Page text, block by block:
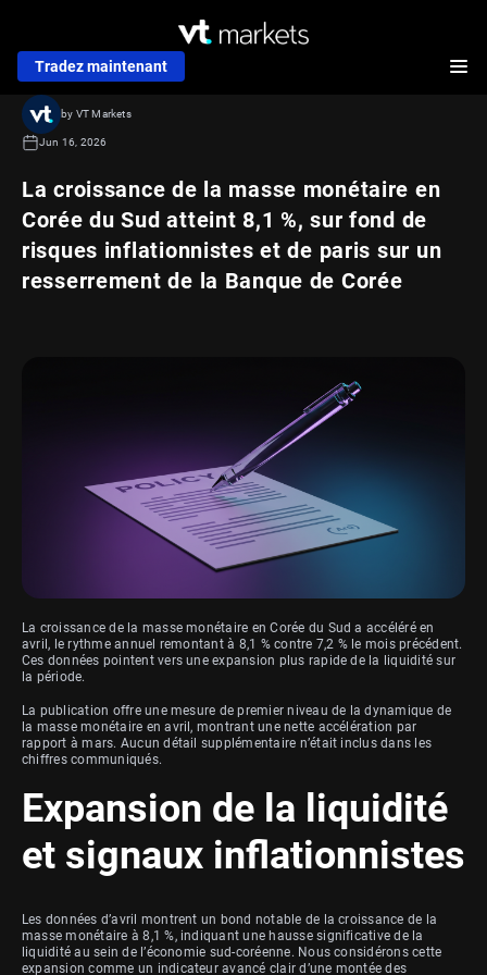
Tradez maintenant
La croissance de la masse monétaire en
Corée du Sud atteint 8,1 %, sur fond de
risques inflationnistes et de paris sur un
resserrement de la Banque de Corée
by VT Markets
Jun 16, 2026
La croissance de la masse monétaire en Corée du Sud a accéléré en
avril, le rythme annuel remontant à 8,1 % contre 7,2 % le mois précédent.
Ces données pointent vers une expansion plus rapide de la liquidité sur
la période.
La publication offre une mesure de premier niveau de la dynamique de
la masse monétaire en avril, montrant une nette accélération par
rapport à mars. Aucun détail supplémentaire n’était inclus dans les
chiffres communiqués.
Expansion de la liquidité
et signaux inflationnistes
Les données d’avril montrent un bond notable de la croissance de la
masse monétaire à 8,1 %, indiquant une hausse significative de la
liquidité au sein de l’économie sud-coréenne. Nous considérons cette
expansion comme un indicateur avancé clair d’une montée des